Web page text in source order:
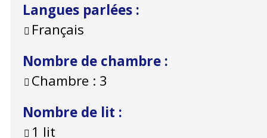
Langues parlées :
Français
Nombre de chambre :
Chambre : 3
Nombre de lit :
1 lit